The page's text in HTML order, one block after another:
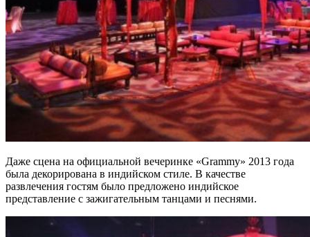
Даже сцена на официальной вечеринке «Grammy» 2013 года
была декорирована в индийском стиле. В качестве
развлечения гостям было предложено индийское
представление с зажигательным танцами и песнями.